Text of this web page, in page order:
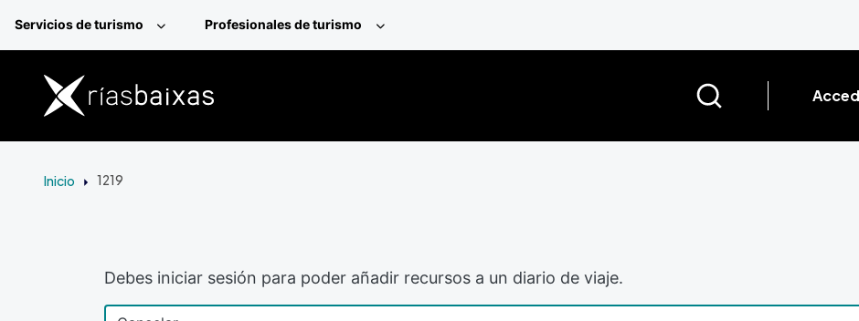
Servicios de turismo Profesionales de turismo
Inicio 1219
Debes iniciar sesión para poder añadir recursos a un diario de viaje.